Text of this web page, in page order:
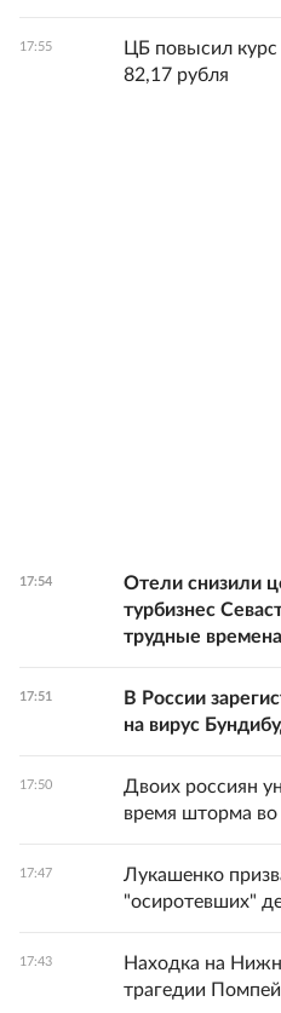
17:55
ЦБ повысил
82,17 рубля
17:54
Отели снизили
турбизнес
трудные времена
17:51
В России
на вирус
17:50
Двоих россиян
время шторма во
17:47
Лукашенко
"осиротевших"
17:43
Находка на
трагедии